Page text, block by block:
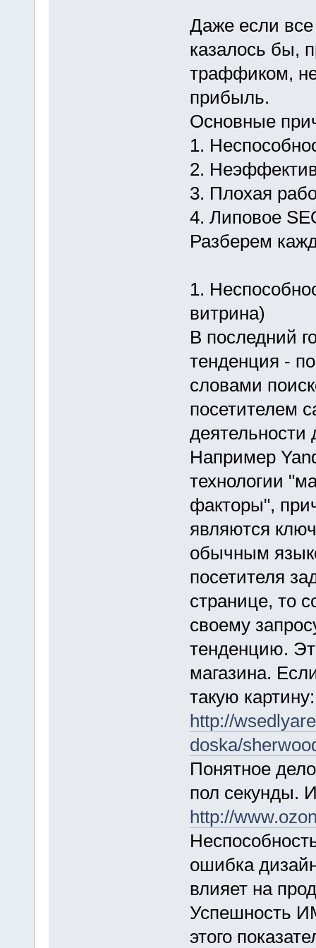
Даже если
казалось бы,
траффиком,
прибыль.
Основные
1.
2.
3. Плохая
4. Липовое
Разберем
1.
витрина)
В последний
тенденция -
словами
посетителем
деятельности
Например
технологии
факторы",
являются
обычным
посетителя
странице, то
своему
тенденцию.
магазина.
такую картину:
http://
doska/
Понятное
пол секунды.
http://
ошибка
влияет на
Успешность
этого